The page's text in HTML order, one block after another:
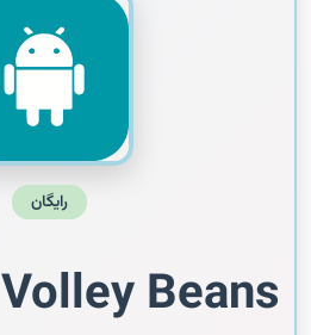
رایگان
Volley Beans